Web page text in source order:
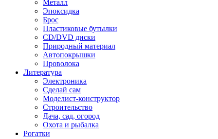
Металл
Эпоксидка
Брос
Пластиковые бутылки
CD/DVD диски
Природный материал
Автопокрышки
Проволока
Литература
Электроника
Сделай сам
Моделист-конструктор
Строительство
Дача, сад, огород
Охота и рыбалка
Рогатки